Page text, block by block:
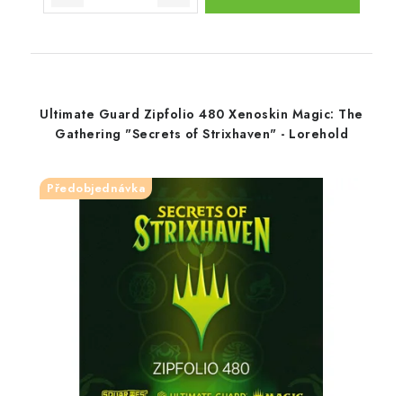
Ultimate Guard Zipfolio 480 Xenoskin Magic: The
Gathering "Secrets of Strixhaven" - Lorehold
Předobjednávka